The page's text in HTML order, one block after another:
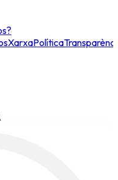
XarxaPolítica